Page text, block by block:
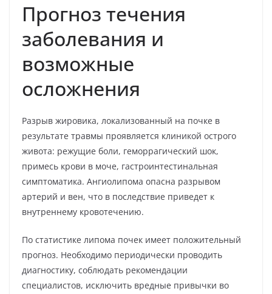
Прогноз течения
заболевания и
возможные
осложнения
Разрыв жировика, локализованный на почке в
результате травмы проявляется клиникой острого
живота: режущие боли, геморрагический шок,
примесь крови в моче, гастроинтестинальная
симптоматика. Ангиолипома опасна разрывом
артерий и вен, что в последствие приведет к
внутреннему кровотечению.
По статистике липома почек имеет положительный
прогноз. Необходимо периодически проводить
диагностику, соблюдать рекомендации
специалистов, исключить вредные привычки во